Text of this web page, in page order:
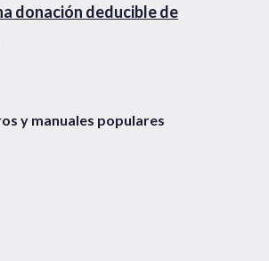
donación deducible de
y manuales populares